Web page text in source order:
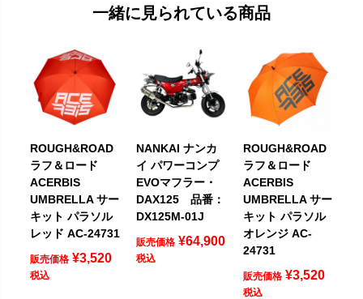
一緒に見られている商品
ROUGH&ROAD
ラフ＆ロード
ACERBIS
UMBRELLA サー
キット パラソル
レッド AC-24731
販売価格 ¥3,520
税込
NANKAI ナンカ
イ パワーコンプ
EVOマフラー・
DAX125 品番：
DX125M-01J
販売価格 ¥64,900
税込
ROUGH&ROAD
ラフ＆ロード
ACERBIS
UMBRELLA サー
キット パラソル
オレンジ AC-
24731
販売価格 ¥3,520
税込